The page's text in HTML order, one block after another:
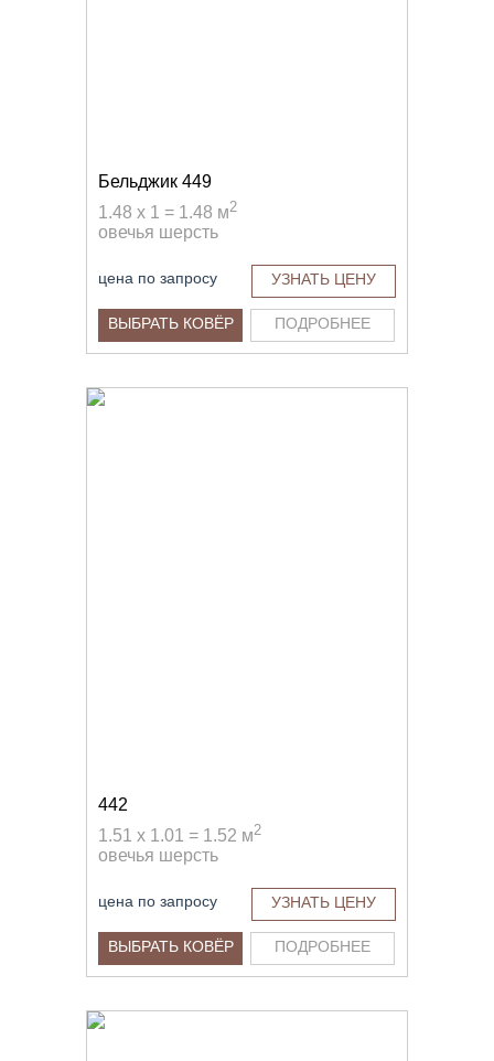
Бельджик 449
1.48 x 1 = 1.48 м2
овечья шерсть
цена по запросу УЗНАТЬ ЦЕНУ
ВЫБРАТЬ КОВЁР ПОДРОБНЕЕ
442
1.51 x 1.01 = 1.52 м2
овечья шерсть
цена по запросу УЗНАТЬ ЦЕНУ
ВЫБРАТЬ КОВЁР ПОДРОБНЕЕ